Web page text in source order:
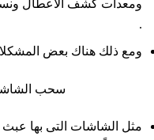
.
ومع ذلك هناك بعض
سحب
مثل الشاشات التى بها عبث